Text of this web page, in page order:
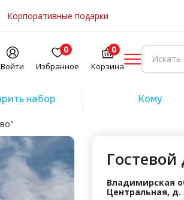
Корпоративные подарки
Войти
0
Избранное
0
Корзина
набор Кому
Владимирская
Центральная, д.